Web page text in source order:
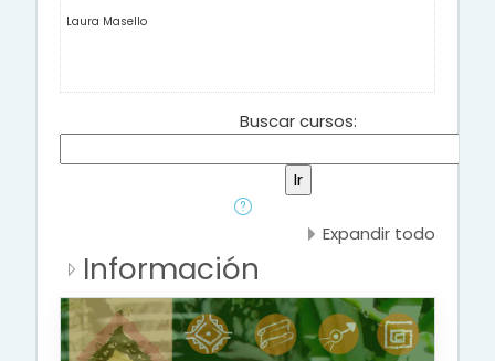
Laura Masello
Expandir todo
Información